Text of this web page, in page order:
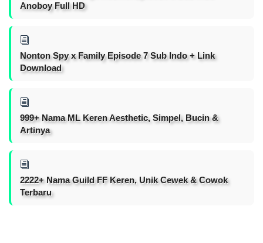
Anoboy Full HD
Nonton Spy x Family Episode 7 Sub Indo + Link
Download
999+ Nama ML Keren Aesthetic, Simpel, Bucin &
Artinya
2222+ Nama Guild FF Keren, Unik Cewek & Cowok
Terbaru